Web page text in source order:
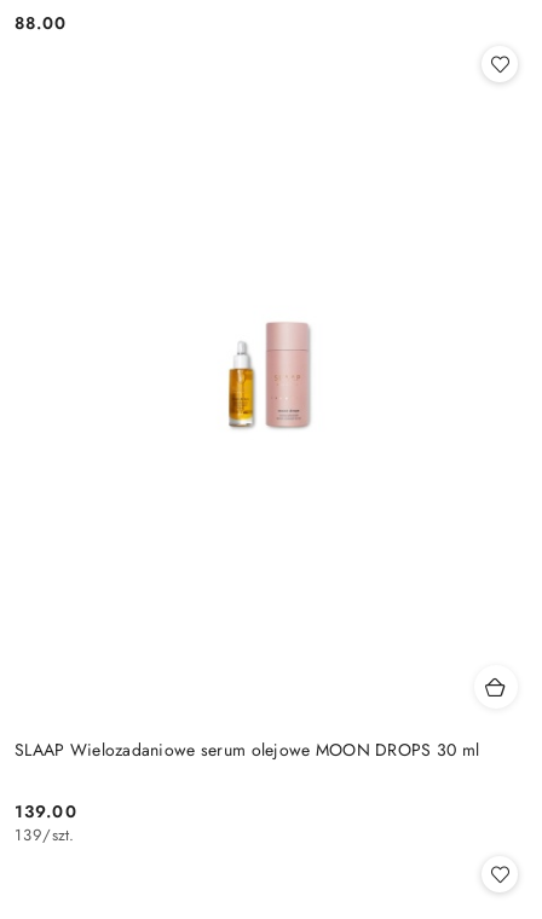
Cena:
88.00
SLAAP Wielozadaniowe serum olejowe MOON DROPS 30 ml
Cena:
139.00
139/szt.